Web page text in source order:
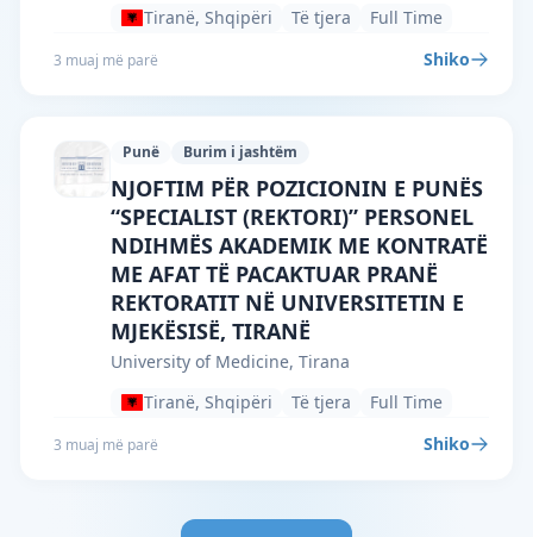
Tiranë, Shqipëri
Të tjera Full Time
3 muaj më parë Shiko
Punë Burim i jashtëm
University of Medicine, Tirana · Tiranë
NJOFTIM PËR POZICIONIN E PUNËS
“SPECIALIST (REKTORI)” PERSONEL
NDIHMËS AKADEMIK ME KONTRATË
ME AFAT TË PACAKTUAR PRANË
REKTORATIT NË UNIVERSITETIN E
MJEKËSISË, TIRANË
University of Medicine, Tirana
Tiranë, Shqipëri
Të tjera Full Time
3 muaj më parë Shiko